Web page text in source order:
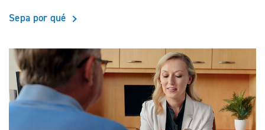
Sepa por qué